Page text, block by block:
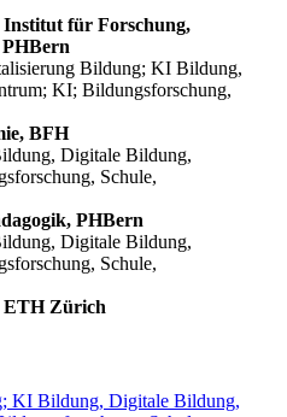
Institut für Forschung,
BFH
PHBern
ETH Zürich